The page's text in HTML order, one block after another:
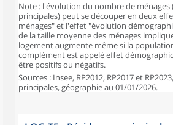
Note : l'évolution du nombre de ménages
principales) peut se découper en deux
ménages" et l'effet "évolution
de la taille moyenne des ménages
logement augmente même si la
complément est appelé effet
être positifs ou négatifs.
Sources : Insee, RP2012, RP2017 et
principales, géographie au 01/01/2026.